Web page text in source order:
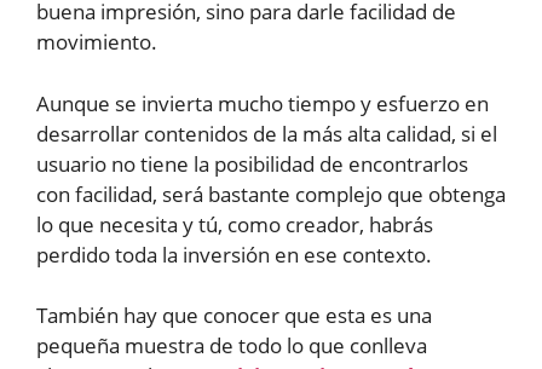
buena impresión, sino para darle facilidad de
movimiento.
Aunque se invierta mucho tiempo y esfuerzo en
desarrollar contenidos de la más alta calidad, si el
usuario no tiene la posibilidad de encontrarlos
con facilidad, será bastante complejo que obtenga
lo que necesita y tú, como creador, habrás
perdido toda la inversión en ese contexto.
También hay que conocer que esta es una
pequeña muestra de todo lo que conlleva